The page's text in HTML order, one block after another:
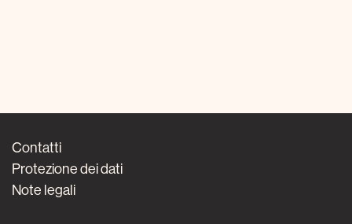
Contatti
Protezione dei dati
Note legali